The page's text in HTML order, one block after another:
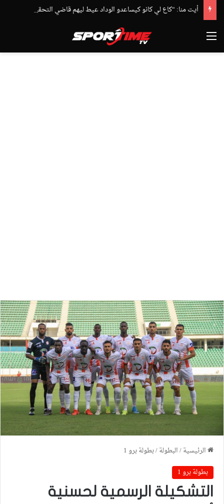
القائمة
الرئيسية/البطولة/بطولة برو 1
بطولة برو 1
التشكيلة الرسمية لحسنية